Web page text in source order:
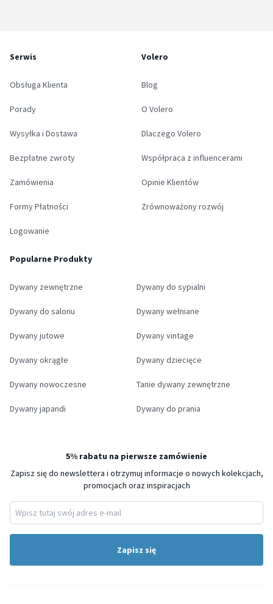
Serwis
Obsługa Klienta
Porady
Wysyłka i Dostawa
Bezpłatne zwroty
Zamówienia
Formy Płatności
Logowanie
Volero
Blog
O Volero
Dlaczego Volero
Współpraca z influencerami
Opinie Klientów
Zrównoważony rozwój
Popularne Produkty
Dywany zewnętrzne Dywany do sypialni
Dywany do salonu Dywany wełniane
Dywany jutowe Dywany vintage
Dywany okrągłe Dywany dziecięce
Dywany nowoczesne Tanie dywany zewnętrzne
Dywany japandi Dywany do prania
5% rabatu na pierwsze zamówienie
Zapisz się do newslettera i otrzymuj informacje o nowych kolekcjach,
promocjach oraz inspiracjach
Zapisz się